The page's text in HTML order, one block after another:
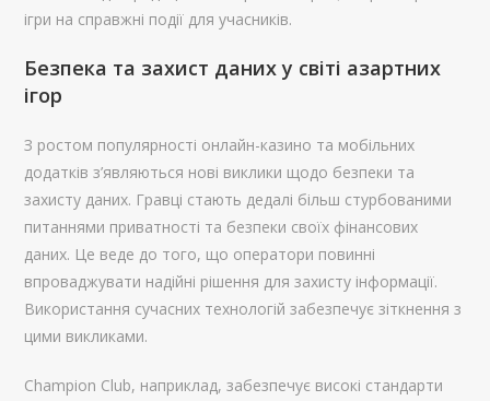
ігри на справжні події для учасників.
Безпека та захист даних у світі азартних
ігор
З ростом популярності онлайн-казино та мобільних
додатків з’являються нові виклики щодо безпеки та
захисту даних. Гравці стають дедалі більш стурбованими
питаннями приватності та безпеки своїх фінансових
даних. Це веде до того, що оператори повинні
впроваджувати надійні рішення для захисту інформації.
Використання сучасних технологій забезпечує зіткнення з
цими викликами.
Champion Club, наприклад, забезпечує високі стандарти